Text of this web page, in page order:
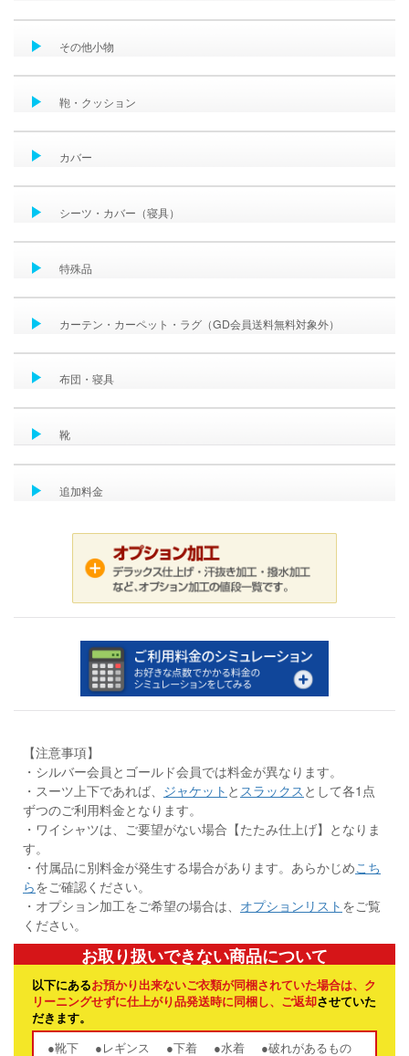
その他小物
鞄・クッション
カバー
シーツ・カバー（寝具）
特殊品
カーテン・カーペット・ラグ（GD会員送料無料対象外）
布団・寝具
靴
追加料金
【注意事項】
・シルバー会員とゴールド会員では料金が異なります。
・スーツ上下であれば、 ジャケット と スラックス として各1点
ずつのご利用料金となります。
・ワイシャツは、ご要望がない場合【たたみ仕上げ】となりま
す。
・付属品に別料金が発生する場合があります。あらかじめこち
らをご確認ください。
・オプション加工をご希望の場合は、 オプションリスト をご覧
ください。
お取り扱いできない商品について
以下にあるお預かり出来ないご衣類が同梱されていた場合は、ク
リーニングせずに仕上がり品発送時に同梱し、ご返却させていた
だきます。
●靴下
●レギンス ●下着 ●水着
●破れがあるもの